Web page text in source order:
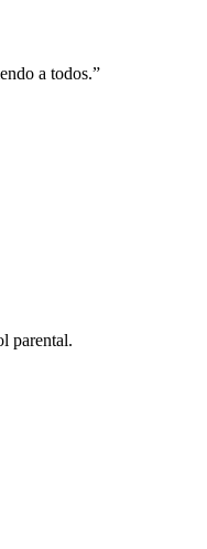
a todos.”
parental.